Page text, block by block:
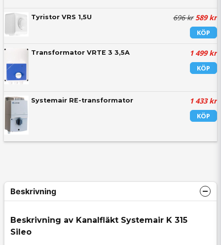
Tyristor VRS 1,5U 696 kr589 kr
KÖP
Transformator VRTE 3 3,5A 1 499 kr
KÖP
Systemair RE-transformator 1 433 kr
KÖP
Beskrivning
Beskrivning av Kanalfläkt Systemair K 315
Sileo